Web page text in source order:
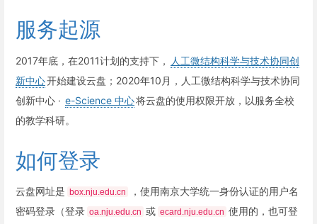
服务起源
2017年底，在2011计划的支持下，
人工微结构科学与技术协同创
新中心开始建设云盘；2020年10月，人工微结构科学与技术协同
创新中心 · e-Science 中心将云盘的使用权限开放，以服务全校
的教学科研。
如何登录
云盘网址是 box.nju.edu.cn
，使用南京大学统一身份认证的用户名
密码登录（登录 oa.nju.edu.cn 或 ecard.nju.edu.cn 使用的，也可登